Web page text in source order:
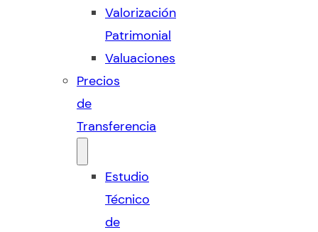
Valorización
Patrimonial
Valuaciones
Precios
de
Transferencia
Estudio
Técnico
de